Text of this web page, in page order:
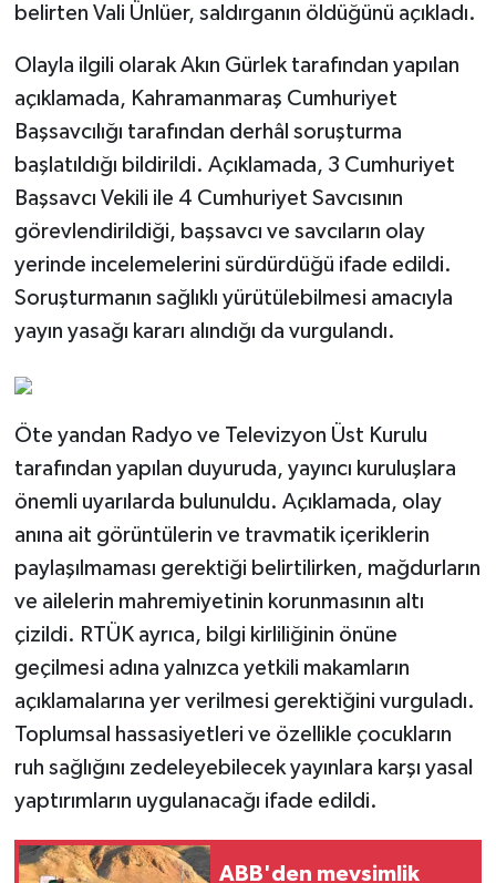
belirten Vali Ünlüer, saldırganın öldüğünü açıkladı.
Olayla ilgili olarak Akın Gürlek tarafından yapılan
açıklamada, Kahramanmaraş Cumhuriyet
Başsavcılığı tarafından derhâl soruşturma
başlatıldığı bildirildi. Açıklamada, 3 Cumhuriyet
Başsavcı Vekili ile 4 Cumhuriyet Savcısının
görevlendirildiği, başsavcı ve savcıların olay
yerinde incelemelerini sürdürdüğü ifade edildi.
Soruşturmanın sağlıklı yürütülebilmesi amacıyla
yayın yasağı kararı alındığı da vurgulandı.
Öte yandan Radyo ve Televizyon Üst Kurulu
tarafından yapılan duyuruda, yayıncı kuruluşlara
önemli uyarılarda bulunuldu. Açıklamada, olay
anına ait görüntülerin ve travmatik içeriklerin
paylaşılmaması gerektiği belirtilirken, mağdurların
ve ailelerin mahremiyetinin korunmasının altı
çizildi. RTÜK ayrıca, bilgi kirliliğinin önüne
geçilmesi adına yalnızca yetkili makamların
açıklamalarına yer verilmesi gerektiğini vurguladı.
Toplumsal hassasiyetleri ve özellikle çocukların
ruh sağlığını zedeleyebilecek yayınlara karşı yasal
yaptırımların uygulanacağı ifade edildi.
ABB'den mevsimlik